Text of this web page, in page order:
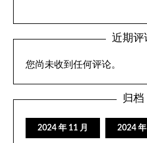
近期评
您尚未收到任何评论。
归档
2024 年 11 月 2024 年